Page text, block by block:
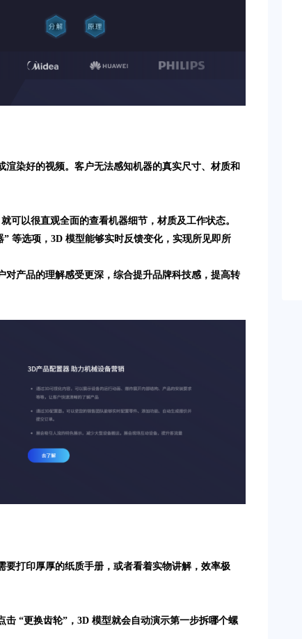
染好的视频。客户无法感知机器的真实尺寸、材质和
可以很直观全面的查看机器细节，材质及工作状态。
等选项，3D 模型能够实时反馈变化，实现所见即所
产品的理解感受更深，综合提升品牌科技感，提高转
打印厚厚的纸质手册，或者看着实物讲解，效率极
“更换齿轮”，3D 模型就会自动演示第一步拆哪个螺